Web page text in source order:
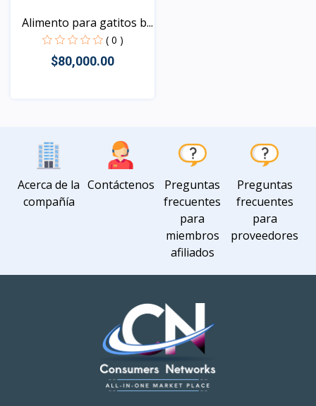
Alimento para gatitos b...
( 0 )
$80,000.00
Acerca de la
compañía
Contáctenos
Preguntas
frecuentes
para
miembros
afiliados
Preguntas
frecuentes
para
proveedores